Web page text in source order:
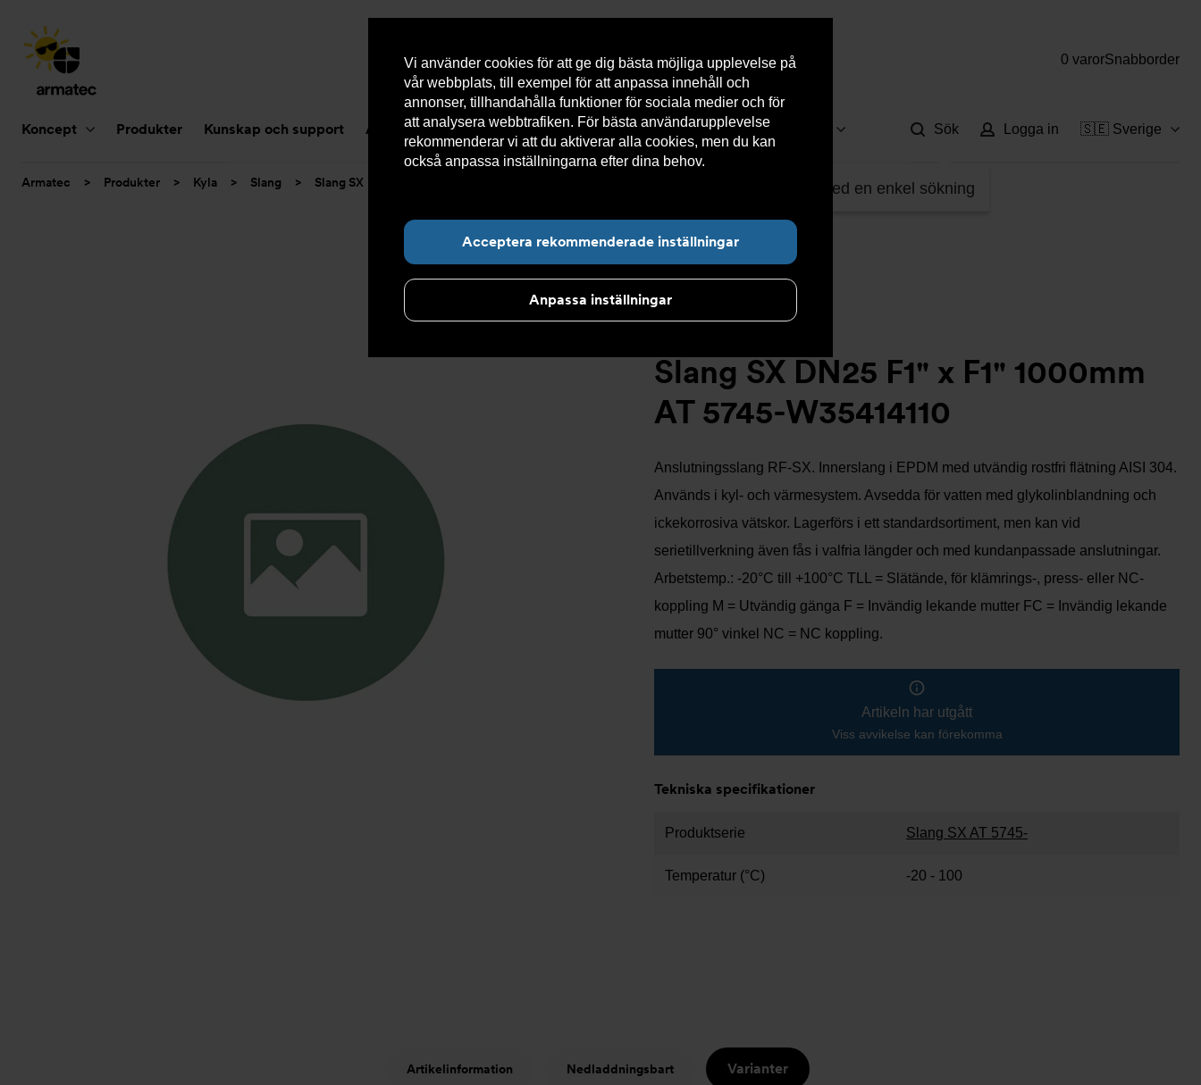
Vi använder cookies för att ge dig bästa möjliga upplevelse på
vår webbplats, till exempel för att anpassa innehåll och
annonser, tillhandahålla funktioner för sociala medier och för
att analysera webbtrafiken. För bästa användarupplevelse
rekommenderar vi att du aktiverar alla cookies, men du kan
också anpassa inställningarna efter dina behov.
Acceptera rekommenderade inställningar
Anpassa inställningar
0 varorSnabborder
Koncept Produkter Kunskap och support Aktuellt Om Armatec Hållbarhet Kontakta oss Kundservice
Hitta det du letar efter med en enkel sökning
Sök Logga in 🇸🇪 Sverige
Du
Armatec > Produkter > Kyla > Slang > Slang SX
Slang SX DN25 F1" x F1" 1000mm
AT 5745-W35414110
Anslutningsslang RF-SX. Innerslang i EPDM med utvändig rostfri flätning AISI 304.
Används i kyl- och värmesystem. Avsedda för vatten med glykolinblandning och
ickekorrosiva vätskor. Lagerförs i ett standardsortiment, men kan vid
serietillverkning även fås i valfria längder och med kundanpassade anslutningar.
Arbetstemp.: -20°C till +100°C TLL = Slätände, för klämrings-, press- eller NC-
koppling M = Utvändig gänga F = Invändig lekande mutter FC = Invändig lekande
mutter 90° vinkel NC = NC koppling.
Artikeln har utgått
Viss avvikelse kan förekomma
Tekniska specifikationer
Produktserie Slang SX AT 5745-
Temperatur (°C) -20 - 100
Artikelinformation Nedladdningsbart Varianter